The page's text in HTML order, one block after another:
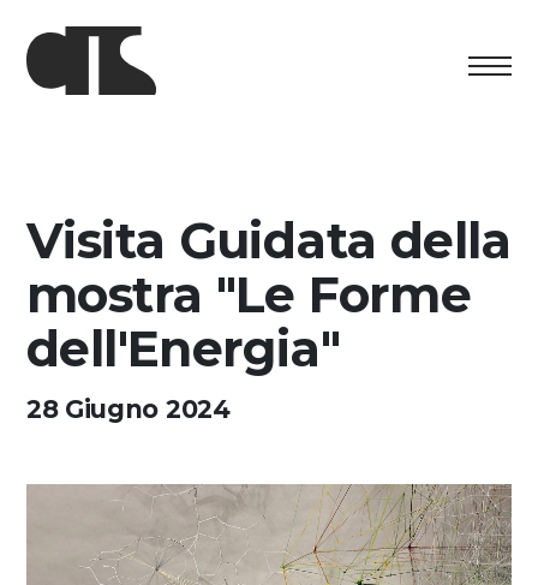
Esposizione
Programma culturale
Artists in Residence
Sostenere
Media
Visita Guidata della
mostra "Le Forme
dell'Energia"
28 Giugno 2024